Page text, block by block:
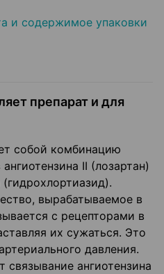
и содержимое упаковки
препарат и для
собой комбинацию
II (лозартан)
вырабатываемое в
с рецепторами в
их сужаться. Это
давления.
связывание ангиотензина